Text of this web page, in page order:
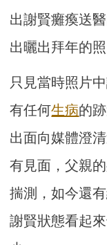
出謝賢癱瘓送
出曬出拜年的
只見當時照片
有任何生病的
出面向媒體澄
有見面，父親
揣測，如今還
謝賢狀態看起